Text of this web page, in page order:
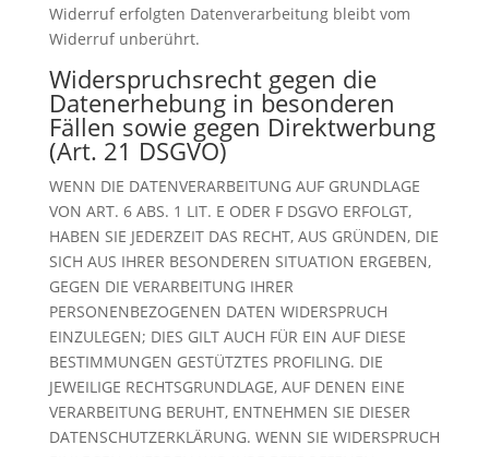
Widerruf erfolgten Datenverarbeitung bleibt vom
Widerruf unberührt.
Widerspruchsrecht gegen die
Datenerhebung in besonderen
Fällen sowie gegen Direktwerbung
(Art. 21 DSGVO)
WENN DIE DATENVERARBEITUNG AUF GRUNDLAGE
VON ART. 6 ABS. 1 LIT. E ODER F DSGVO ERFOLGT,
HABEN SIE JEDERZEIT DAS RECHT, AUS GRÜNDEN, DIE
SICH AUS IHRER BESONDEREN SITUATION ERGEBEN,
GEGEN DIE VERARBEITUNG IHRER
PERSONENBEZOGENEN DATEN WIDERSPRUCH
EINZULEGEN; DIES GILT AUCH FÜR EIN AUF DIESE
BESTIMMUNGEN GESTÜTZTES PROFILING. DIE
JEWEILIGE RECHTSGRUNDLAGE, AUF DENEN EINE
VERARBEITUNG BERUHT, ENTNEHMEN SIE DIESER
DATENSCHUTZERKLÄRUNG. WENN SIE WIDERSPRUCH